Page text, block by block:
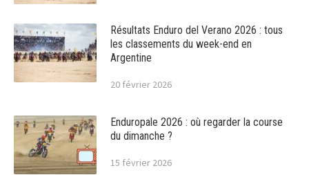
Résultats Enduro del Verano 2026 : tous
les classements du week-end en
Argentine
20 février 2026
Enduropale 2026 : où regarder la course
du dimanche ?
15 février 2026